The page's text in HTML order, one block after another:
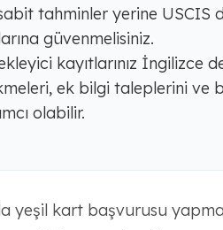
tahminler yerine USCIS
güvenmelisiniz.
kayıtlarınız İngilizce
ek bilgi taleplerini ve
olabilir.
yeşil kart başvurusu